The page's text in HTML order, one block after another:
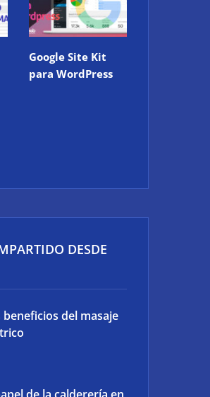
Google Site Kit
para WordPress
DESDE
beneficios del masaje
de la calderería en